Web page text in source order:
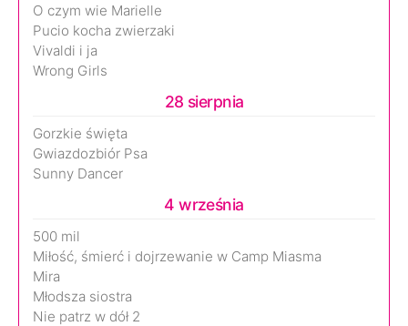
O czym wie Marielle
Pucio kocha zwierzaki
Vivaldi i ja
Wrong Girls
28 sierpnia
Gorzkie święta
Gwiazdozbiór Psa
Sunny Dancer
4 września
500 mil
Miłość, śmierć i dojrzewanie w Camp Miasma
Mira
Młodsza siostra
Nie patrz w dół 2